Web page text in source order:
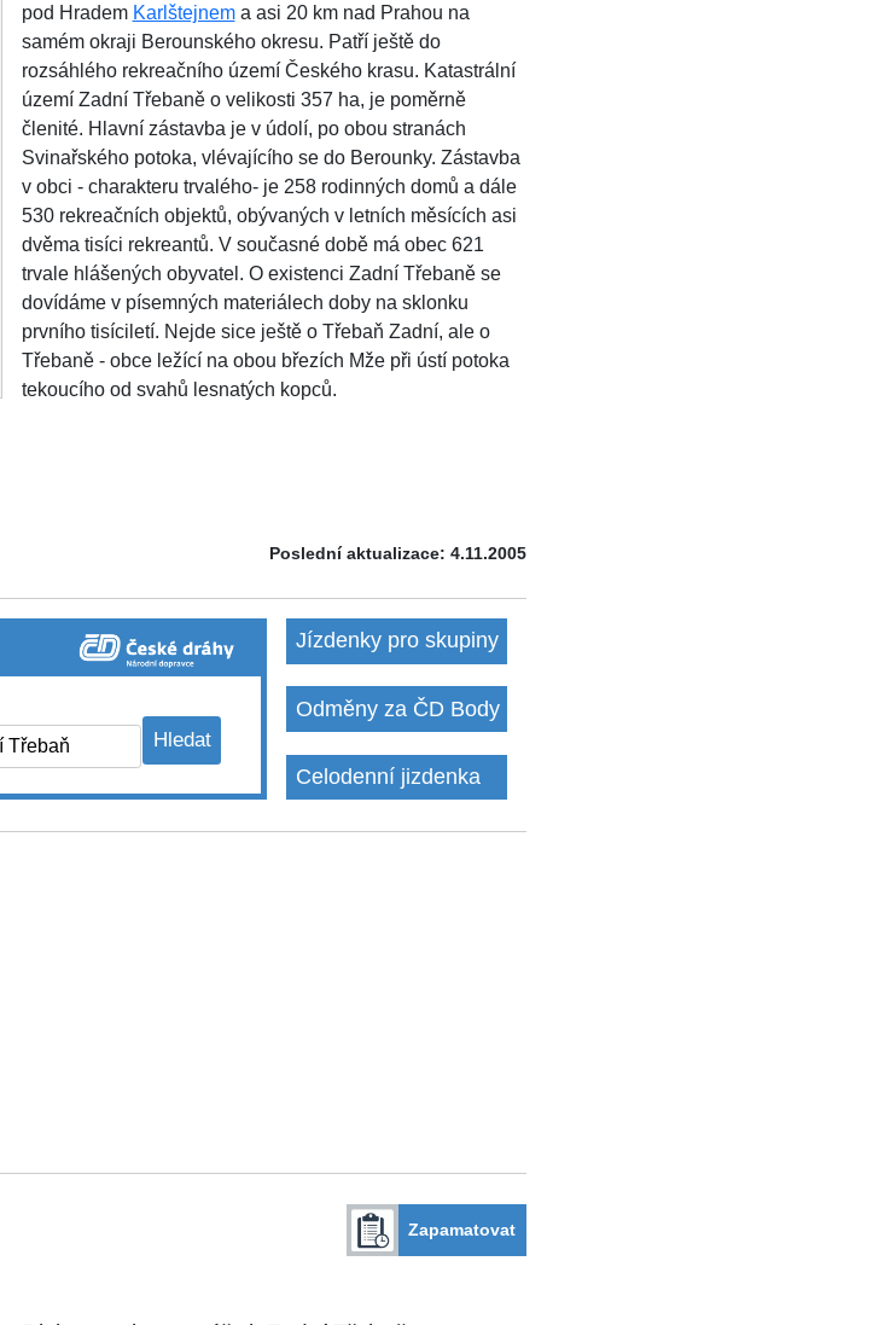
pod Hradem Karlštejnema asi 20 km nad Prahou na
samém okraji Berounského okresu. Patří ještě do
rozsáhlého rekreačního území Českého krasu. Katastrální
území Zadní Třebaně o velikosti 357 ha, je poměrně
členité. Hlavní zástavba je v údolí, po obou stranách
Svinařského potoka, vlévajícího se do Berounky. Zástavba
v obci - charakteru trvalého- je 258 rodinných domů a dále
530 rekreačních objektů, obývaných v letních měsících asi
dvěma tisíci rekreantů. V současné době má obec 621
trvale hlášených obyvatel. O existenci Zadní Třebaně se
dovídáme v písemných materiálech doby na sklonku
prvního tisíciletí. Nejde sice ještě o Třebaň Zadní, ale o
Třebaně - obce ležící na obou březích Mže při ústí potoka
tekoucího od svahů lesnatých kopců.
Poslední aktualizace: 4.11.2005
Jízdenky pro skupiny
Odměny za ČD Body
Celodenní jizdenka
Zapamatovat